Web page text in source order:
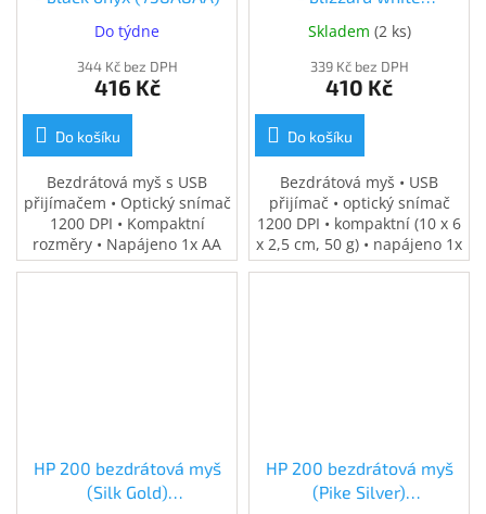
Do týdne
344 Kč bez DPH
416 Kč
Do košíku
Bezdrátová myš s USB
přijímačem • Optický snímač
1200 DPI • Kompaktní
rozměry • Napájeno 1x AA
baterií
(V0L80AA) (V0L80AA)
Skladem (2 ks)
339 Kč bez DPH
410 Kč
Do košíku
Bezdrátová myš • USB
přijímač • optický snímač
1200 DPI • kompaktní (10 x 6
x 2,5 cm, 50 g) • napájeno 1x
AA baterií
HP 200 bezdrátová myš
(Silk Gold)
HP 200 bezdrátová myš
(Pike Silver)